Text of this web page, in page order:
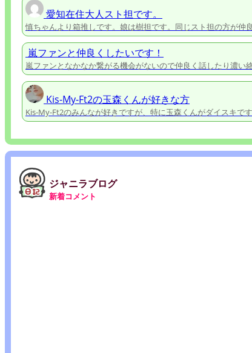
愛知在住大人スト担です。
慎ちゃんより箱推しです。娘は樹担です。同じスト担の方が仲
嵐ファンと仲良くしたいです！
嵐ファンとなかなか繋がる機会がないので仲良く話したり濃い
Kis-My-Ft2の玉森くんが好きな方
Kis-My-Ft2のみんなが好きですが、特に玉森くんがダイスキです
ジャニラブログ
新着コメント